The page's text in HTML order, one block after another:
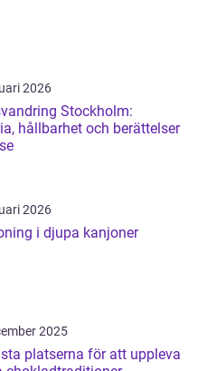
2026
Stockholm:
hållbarhet och berättelser
2026
i djupa kanjoner
2025
platserna för att uppleva